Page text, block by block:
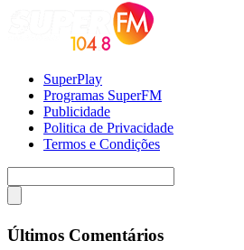
SuperPlay
Programas SuperFM
Publicidade
Politica de Privacidade
Termos e Condições
Últimos Comentários